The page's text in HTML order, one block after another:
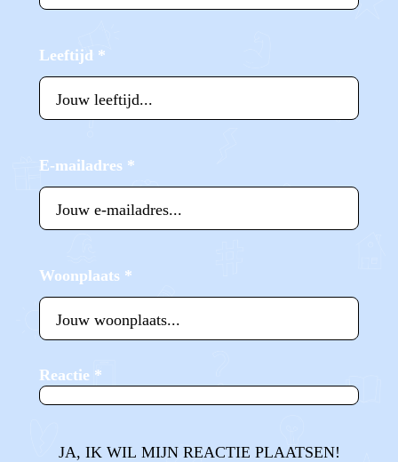
Leeftijd *
E-mailadres *
Woonplaats *
Reactie *
JA, IK WIL MIJN REACTIE PLAATSEN!